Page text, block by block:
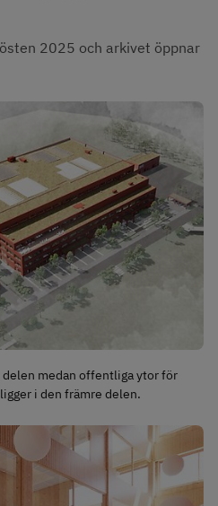
2025 och arkivet öppnar
medan offentliga ytor för
i den främre delen.